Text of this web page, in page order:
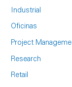
: Industrial
Oficinas
Project
Research
Retail